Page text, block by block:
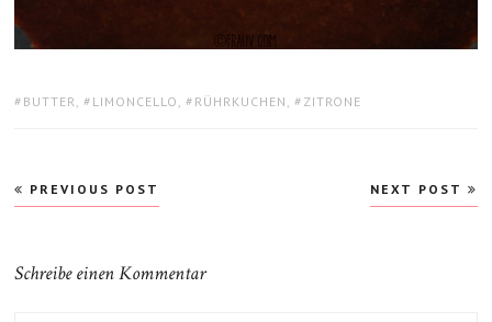
TAGS:
BUTTER, LIMONCELLO , RÜHRKUCHEN , ZITRONE
Beitragsnavigation
PREVIOUS POST NEXT POST
Schreibe einen Kommentar